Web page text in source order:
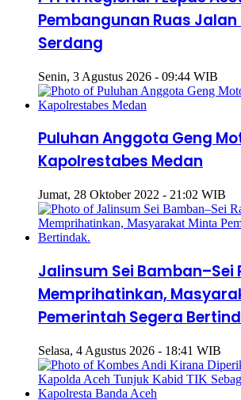
PTPN1 Regional 1 Lepas
Pembangunan Ruas Jalan
Serdang
Senin, 3 Agustus 2026 - 09:44 WIB
Puluhan Anggota Geng
Kapolrestabes Medan
Jumat, 28 Oktober 2022 - 21:02 WIB
Jalinsum Sei Bamban–Sei
Memprihatinkan,
Pemerintah Segera
Selasa, 4 Agustus 2026 - 18:41 WIB